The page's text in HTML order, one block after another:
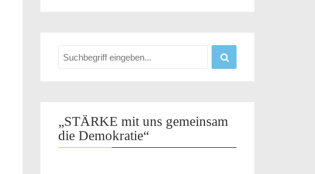
„STÄRKE mit uns gemeinsam
die Demokratie“